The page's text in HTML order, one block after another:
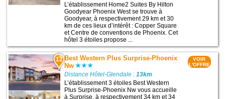
L’établissement Home2 Suites By Hilton
Goodyear Phoenix West se trouve à
Goodyear, à respectivement 29 km et 30
km de ces lieux d’intérêt : Copper Square
et Centre de conventions de Phoenix. Cet
hôtel 3 étoiles propose ...
12 Best Western Plus Surprise-Phoenix
Nw
Distance Hôtel-Glendale :13km
L’établissement 3 étoiles Best Western
Plus Surprise-Phoenix Nw vous accueille
à Surprise, à respectivement 34 km et 34
VOIR
L'OFFRE